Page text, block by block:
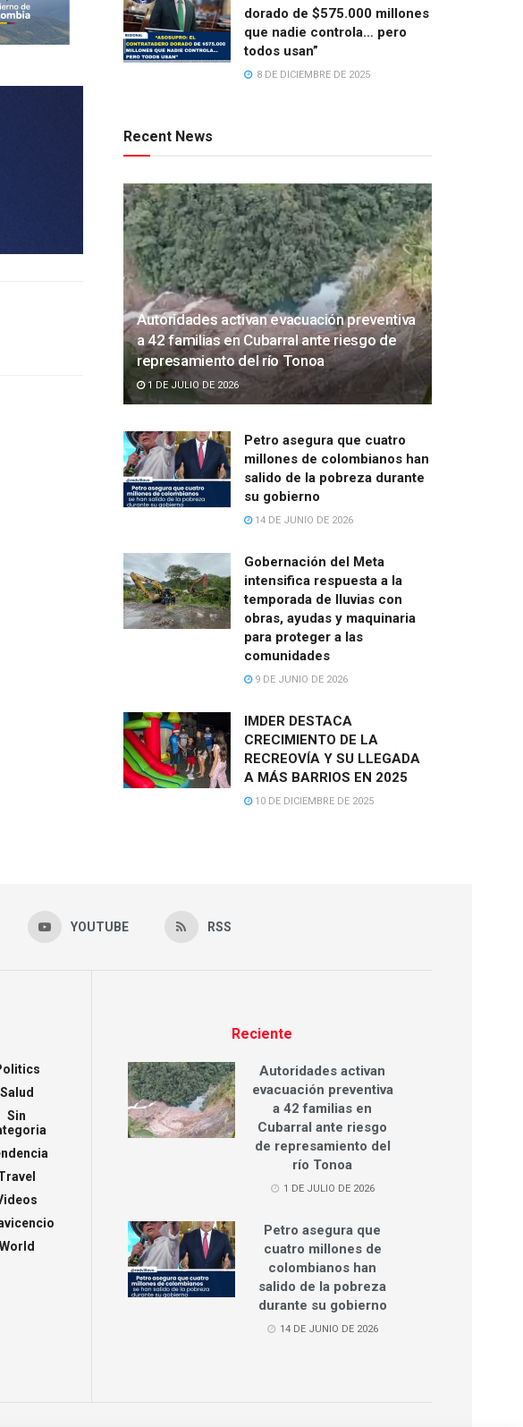
dorado de $575.000 millones
que nadie controla… pero
todos usan”
8 DE DICIEMBRE DE 2025
Recent News
Autoridades activan evacuación preventiva
a 42 familias en Cubarral ante riesgo de
represamiento del río Tonoa
1 DE JULIO DE 2026
Petro asegura que cuatro
millones de colombianos han
salido de la pobreza durante
su gobierno
14 DE JUNIO DE 2026
Gobernación del Meta
intensifica respuesta a la
temporada de lluvias con
obras, ayudas y maquinaria
para proteger a las
comunidades
9 DE JUNIO DE 2026
IMDER DESTACA
CRECIMIENTO DE LA
RECREOVÍA Y SU LLEGADA
A MÁS BARRIOS EN 2025
10 DE DICIEMBRE DE 2025
YOUTUBE RSS
Salud
Sin
World
Reciente
Autoridades activan
evacuación preventiva
a 42 familias en
Cubarral ante riesgo
de represamiento del
río Tonoa
1 DE JULIO DE 2026
Petro asegura que
cuatro millones de
colombianos han
salido de la pobreza
durante su gobierno
14 DE JUNIO DE 2026